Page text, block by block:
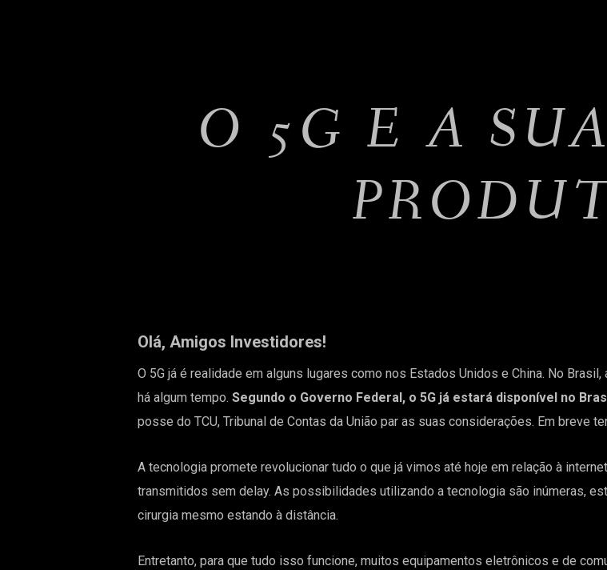
O 5G E A
Olá, Amigos Investidores!
O 5G já é realidade em alguns lugares como nos Estados Unidos e China. No
há algum tempo.Segundo o Governo Federal, o 5G já estará disponível no
posse do TCU, Tribunal de Contas da União par as suas considerações. Em breve
A tecnologia promete revolucionar tudo o que já vimos até hoje em relação à
transmitidos sem delay. As possibilidades utilizando a tecnologia são inúmeras,
cirurgia mesmo estando à distância.
Entretanto, para que tudo isso funcione, muitos equipamentos eletrônicos e de